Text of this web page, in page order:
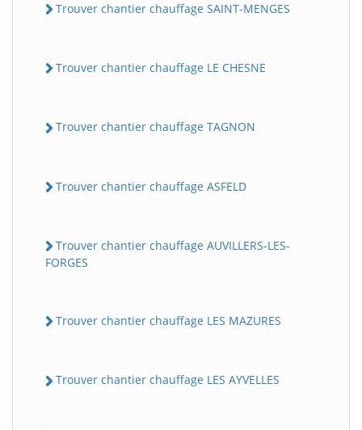
Trouver chantier chauffage SAINT-MENGES
Trouver chantier chauffage LE CHESNE
Trouver chantier chauffage TAGNON
Trouver chantier chauffage ASFELD
Trouver chantier chauffage AUVILLERS-LES-
FORGES
Trouver chantier chauffage LES MAZURES
Trouver chantier chauffage LES AYVELLES